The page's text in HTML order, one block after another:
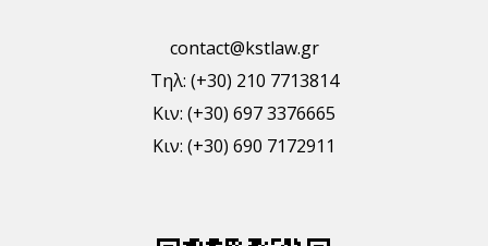
contact@kstlaw.gr
Τηλ: (+30) 210 7713814
Κιν: (+30) 697 3376665
Κιν: (+30) 690 7172911